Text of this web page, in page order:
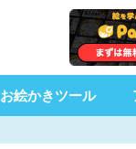
お絵かきツール